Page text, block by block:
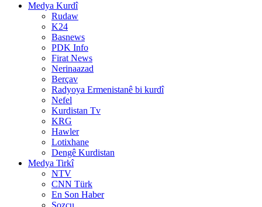
Medya Kurdî
Rudaw
K24
Basnews
PDK Info
Firat News
Nerinaazad
Berçav
Radyoya Ermenistanê bi kurdî
Nefel
Kurdistan Tv
KRG
Hawler
Lotixhane
Dengê Kurdistan
Medya Tirkî
NTV
CNN Türk
En Son Haber
Sozcu